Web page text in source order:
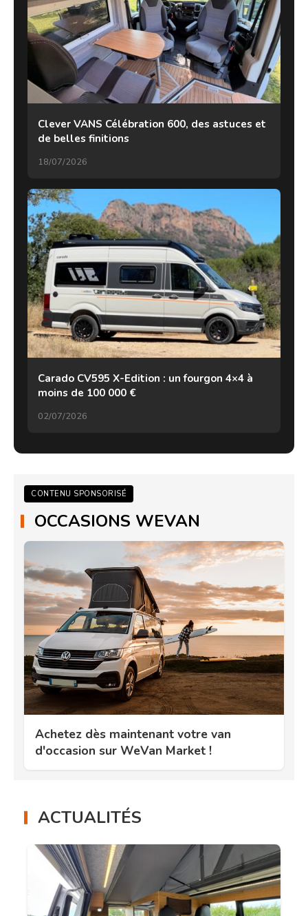
Clever VANS Célébration 600, des astuces et
de belles finitions
18/07/2026
Carado CV595 X-Edition : un fourgon 4×4 à
moins de 100 000 €
02/07/2026
CONTENU SPONSORISÉ
OCCASIONS WEVAN
Achetez dès maintenant votre van
d'occasion sur WeVan Market !
ACTUALITÉS